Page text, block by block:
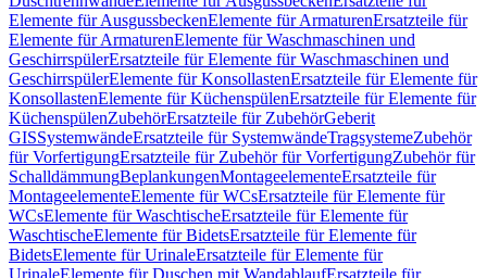
Elemente für AusgussbeckenElemente für ArmaturenErsatzteile für
Elemente für ArmaturenElemente für Waschmaschinen und
GeschirrspülerErsatzteile für Elemente für Waschmaschinen und
GeschirrspülerElemente für KonsollastenErsatzteile für Elemente für
KonsollastenElemente für KüchenspülenErsatzteile für Elemente für
KüchenspülenZubehörErsatzteile für ZubehörGeberit
GISSystemwändeErsatzteile für SystemwändeTragsystemeZubehör
für VorfertigungErsatzteile für Zubehör für VorfertigungZubehör für
SchalldämmungBeplankungenMontageelementeErsatzteile für
MontageelementeElemente für WCsErsatzteile für Elemente für
WCsElemente für WaschtischeErsatzteile für Elemente für
WaschtischeElemente für BidetsErsatzteile für Elemente für
BidetsElemente für UrinaleErsatzteile für Elemente für
UrinaleElemente für Duschen mit WandablaufErsatzteile für